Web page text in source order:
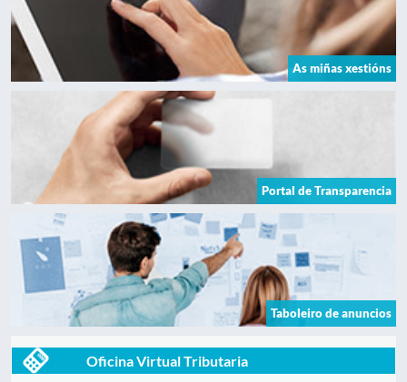
As miñas xestións
Portal de Transparencia
Taboleiro de anuncios
Oficina Virtual Tributaria